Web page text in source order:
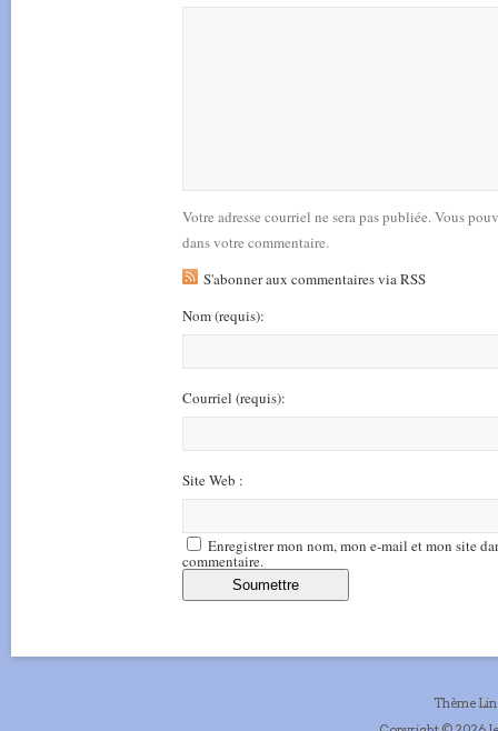
Votre adresse courriel ne sera pas publiée. Vous
dans votre commentaire.
S'abonner aux commentaires via RSS
Nom(requis):
Courriel (requis):
Site Web :
Enregistrer mon nom, mon e-mail et mon site
commentaire.
Thème